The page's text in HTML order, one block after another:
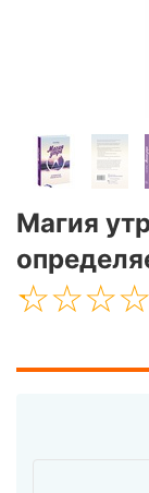
Магия
☆☆☆☆
★★★★